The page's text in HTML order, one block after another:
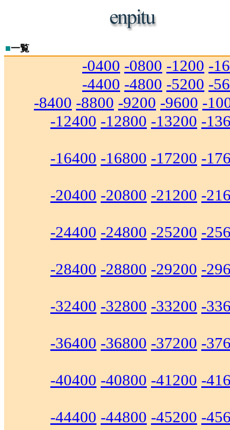
■一覧
-0400 -0800 -1200 -
-4400 -4800 -5200 -
-8400 -8800 -9200 -9600 -
-12400 -12800 -13200 -
-16400 -16800 -17200 -
-20400 -20800 -21200 -
-24400 -24800 -25200 -
-28400 -28800 -29200 -
-32400 -32800 -33200 -
-36400 -36800 -37200 -
-40400 -40800 -41200 -
-44400 -44800 -45200 -